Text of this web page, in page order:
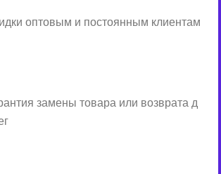
оптовым и постоянным клиентам
замены товара или возврата д